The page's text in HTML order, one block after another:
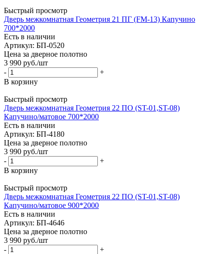
Быстрый просмотр
Дверь межкомнатная Геометрия 21 ПГ (FM-13) Капучино
700*2000
Есть в наличии
Артикул: БП-0520
Цена за дверное полотно
3 990 руб./шт
-
+
В корзину
Быстрый просмотр
Дверь межкомнатная Геометрия 22 ПО (ST-01,ST-08)
Капучино/матовое 700*2000
Есть в наличии
Артикул: БП-4180
Цена за дверное полотно
3 990 руб./шт
-
+
В корзину
Быстрый просмотр
Дверь межкомнатная Геометрия 22 ПО (ST-01,ST-08)
Капучино/матовое 900*2000
Есть в наличии
Артикул: БП-4646
Цена за дверное полотно
3 990 руб./шт
-
+